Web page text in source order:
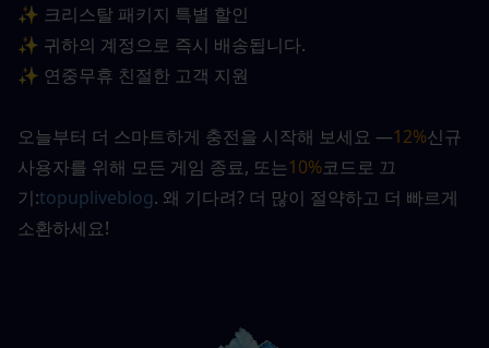
✨ 크리스탈 패키지 특별 할인
✨ 귀하의 계정으로 즉시 배송됩니다.
✨ 연중무휴 친절한 고객 지원
오늘부터 더 스마트하게 충전을 시작해 보세요 —12%신규
사용자를 위해 모든 게임 종료, 또는10%코드로 끄
기:topupliveblog. 왜 기다려? 더 많이 절약하고 더 빠르게
소환하세요!